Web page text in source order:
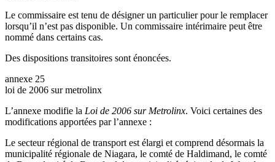
Le commissaire est tenu de désigner un particulier pour le remplacer
lorsqu’il n’est pas disponible. Un commissaire intérimaire peut être
nommé dans certains cas.
Des dispositions transitoires sont énoncées.
annexe 25
loi de 2006 sur metrolinx
L’annexe modifie la Loi de 2006 sur Metrolinx. Voici certaines des
modifications apportées par l’annexe :
Le secteur régional de transport est élargi et comprend désormais la
municipalité régionale de Niagara, le comté de Haldimand, le comté